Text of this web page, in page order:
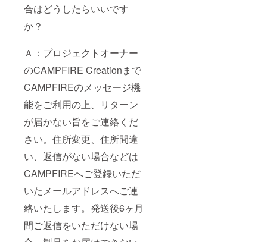
合はどうしたらいいです
か？
Ａ：プロジェクトオーナー
のCAMPFIRE Creationまで
CAMPFIREのメッセージ機
能をご利用の上、リターン
が届かない旨をご連絡くだ
さい。住所変更、住所間違
い、返信がない場合などは
CAMPFIREへご登録いただ
いたメールアドレスへご連
絡いたします。発送後6ヶ月
間ご返信をいただけない場